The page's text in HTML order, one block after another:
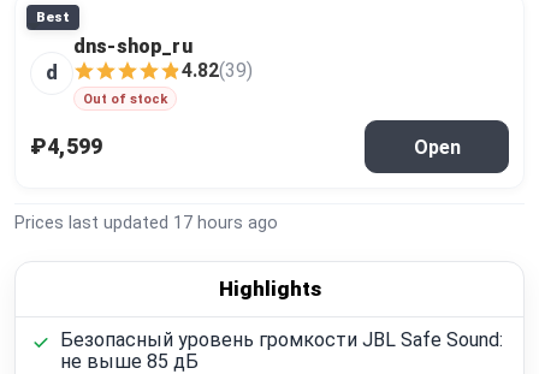
Compare
Plans & Pricing
Log in
Best
d
dns-shop_ru
4.82(39)
Out of stock
₽4,599 Open
Prices last updated 17 hours ago
Highlights
Безопасный уровень громкости JBL Safe Sound:
не выше 85 дБ